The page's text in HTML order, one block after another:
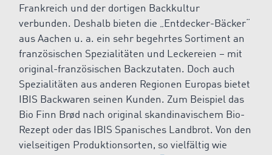
Frankreich und der dortigen Backkultur
verbunden. Deshalb bieten die „Entdecker-Bäcker“
aus Aachen u. a. ein sehr begehrtes Sortiment an
französischen Spezialitäten und Leckereien – mit
original-französischen Backzutaten. Doch auch
Spezialitäten aus anderen Regionen Europas bietet
IBIS Backwaren seinen Kunden. Zum Beispiel das
Bio Finn Brød nach original skandinavischem Bio-
Rezept oder das IBIS Spanisches Landbrot. Von den
vielseitigen Produktionsorten, so vielfältig wie